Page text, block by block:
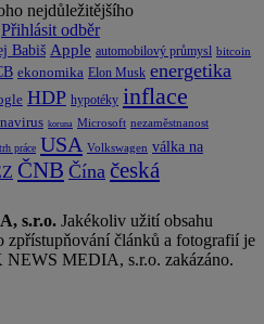
nejdůležitějšího
Přihlásit odběr
Babiš Apple automobilový průmysl bitcoin
ekonomika Elon Musk energetika
HDP hypotéky inflace
koruna Microsoft nezaměstnanost
trh práce USA Volkswagen válka na
ČNB Čína česká
s.r.o. Jakékoliv užití obsahu
zpřístupňování článků a fotografií je
NEWS MEDIA, s.r.o. zakázáno.